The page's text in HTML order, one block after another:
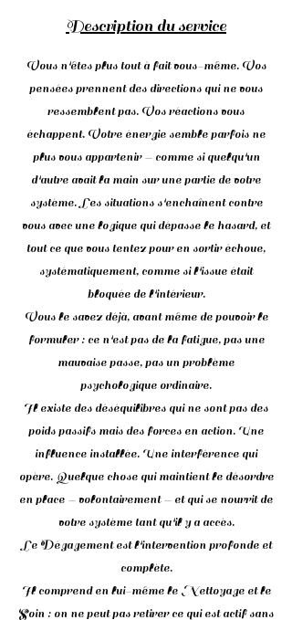
Description du service
Vous n'êtes plus tout à fait vous-même. Vos
pensées prennent des directions qui ne vous
ressemblent pas. Vos réactions vous
échappent. Votre énergie semble parfois ne
plus vous appartenir — comme si quelqu'un
d'autre avait la main sur une partie de votre
système. Les situations s'enchaînent contre
vous avec une logique qui dépasse le hasard, et
tout ce que vous tentez pour en sortir échoue,
systématiquement, comme si l'issue était
bloquée de l'intérieur.
Vous le savez déjà, avant même de pouvoir le
formuler : ce n'est pas de la fatigue, pas une
mauvaise passe, pas un problème
psychologique ordinaire.
Il existe des déséquilibres qui ne sont pas des
poids passifs mais des forces en action. Une
influence installée. Une interférence qui
opère. Quelque chose qui maintient le désordre
en place — volontairement — et qui se nourrit de
votre système tant qu'il y a accès.
Le Dégagement est l'intervention profonde et
complète.
Il comprend en lui-même le Nettoyage et le
Soin : on ne peut pas retirer ce qui est actif sans